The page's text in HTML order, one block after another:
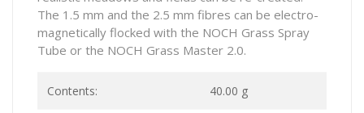
The 1.5 mm and the 2.5 mm fibres can be electro-
magnetically flocked with the NOCH Grass Spray
Tube or the NOCH Grass Master 2.0.
Contents: 40.00 g